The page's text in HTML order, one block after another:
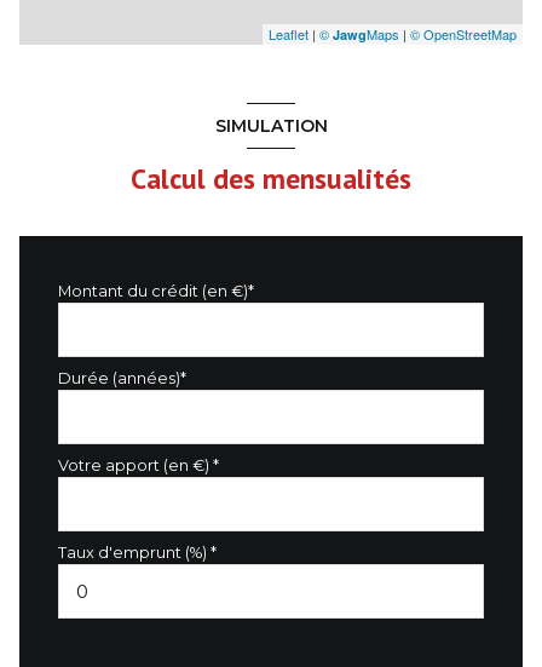
Leaflet | © JawgMaps | © OpenStreetMap
SIMULATION
Calcul des mensualités
Montant du crédit (en €)*
Durée (années)*
Votre apport (en €) *
Taux d'emprunt (%) *